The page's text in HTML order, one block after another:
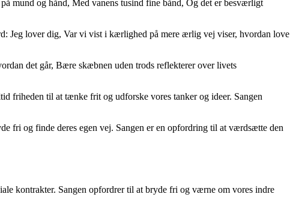
mund og hånd, Med vanens tusind fine bånd, Og det er besværligt
Jeg lover dig, Var vi vist i kærlighed på mere ærlig vej viser, hvordan love
det går, Bære skæbnen uden trods reflekterer over livets
friheden til at tænke frit og udforske vores tanker og ideer. Sangen
fri og finde deres egen vej. Sangen er en opfordring til at værdsætte den
kontrakter. Sangen opfordrer til at bryde fri og værne om vores indre